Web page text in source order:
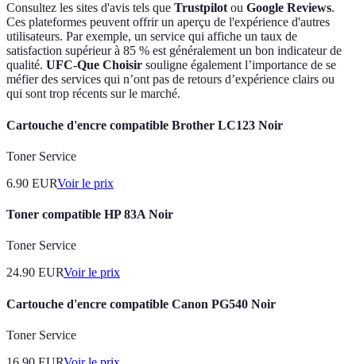
Consultez les sites d'avis tels que Trustpilot ou Google Reviews.
Ces plateformes peuvent offrir un aperçu de l'expérience d'autres
utilisateurs. Par exemple, un service qui affiche un taux de
satisfaction supérieur à 85 % est généralement un bon indicateur de
qualité. UFC-Que Choisir souligne également l’importance de se
méfier des services qui n’ont pas de retours d’expérience clairs ou
qui sont trop récents sur le marché.
Cartouche d'encre compatible Brother LC123 Noir
Toner Service
6.90 EURVoir le prix
Toner compatible HP 83A Noir
Toner Service
24.90 EURVoir le prix
Cartouche d'encre compatible Canon PG540 Noir
Toner Service